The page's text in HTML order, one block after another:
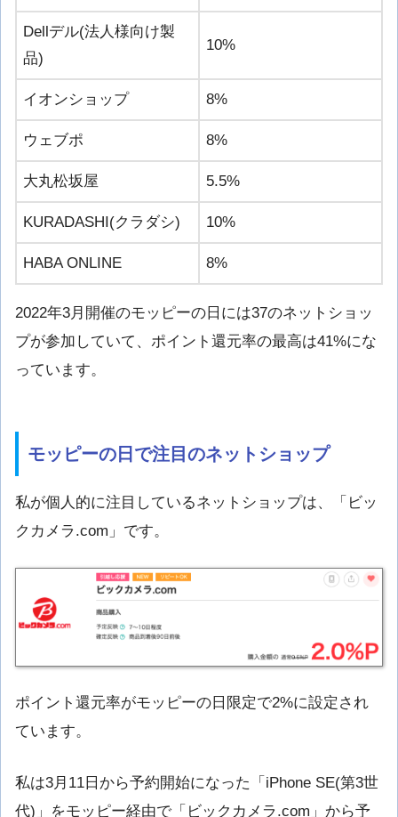
Dellデル(法人様向け製
品)
10%
イオンショップ 8%
ウェブポ 8%
大丸松坂屋 5.5%
KURADASHI(クラダシ) 10%
HABA ONLINE 8%
2022年3月開催のモッピーの日には37のネットショッ
プが参加していて、ポイント還元率の最高は41%にな
っています。
モッピーの日で注目のネットショップ
私が個人的に注目しているネットショップは、「ビッ
クカメラ.com」です。
ポイント還元率がモッピーの日限定で2%に設定され
ています。
私は3月11日から予約開始になった「iPhone SE(第3世
代)」をモッピー経由で「ビックカメラ.com」から予